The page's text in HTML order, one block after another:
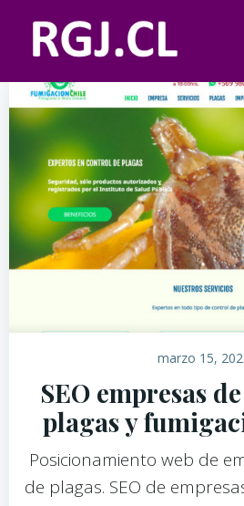
marzo 15,
SEO empresas
plagas y
Posicionamiento web de
de plagas. SEO de